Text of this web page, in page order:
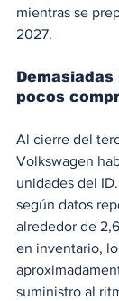
mientras se
2027.
pocos
Al cierre del
Volkswagen
unidades del
según datos
alrededor de
en inventario,
suministro al